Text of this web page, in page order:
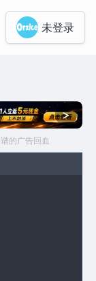
未登录
>
的广告回血